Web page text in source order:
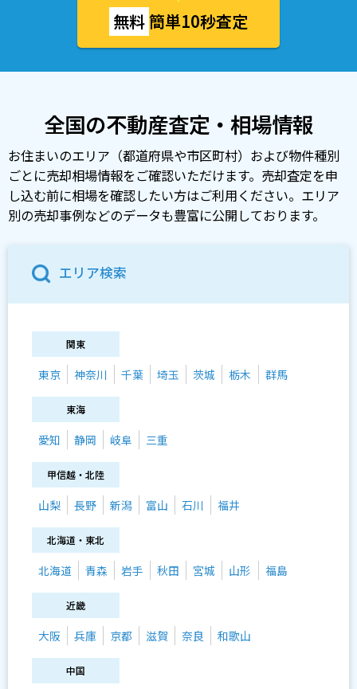
無料簡単10秒査定
全国の不動産査定・相場情報
お住まいのエリア（都道府県や市区町村）および物件種別
ごとに売却相場情報をご確認いただけます。売却査定を申
し込む前に相場を確認したい方はご利用ください。エリア
別の売却事例などのデータも豊富に公開しております。
エリア検索
関東
東京 神奈川 千葉 埼玉 茨城 栃木 群馬
東海
愛知 静岡 岐阜 三重
甲信越・北陸
山梨 長野 新潟 富山 石川 福井
北海道・東北
北海道 青森 岩手 秋田 宮城 山形 福島
近畿
大阪 兵庫 京都 滋賀 奈良 和歌山
中国